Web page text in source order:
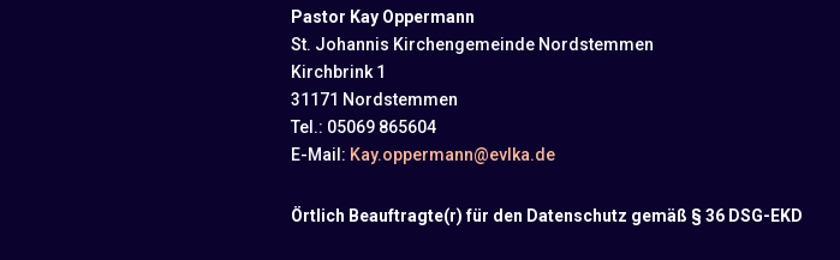
Pastor Kay Oppermann
St. Johannis Kirchengemeinde Nordstemmen
Kirchbrink 1
31171 Nordstemmen
Tel.: 05069 865604
E-Mail: Kay.oppermann@evlka.de
Örtlich Beauftragte(r) für den Datenschutz gemäß § 36 DSG-EKD